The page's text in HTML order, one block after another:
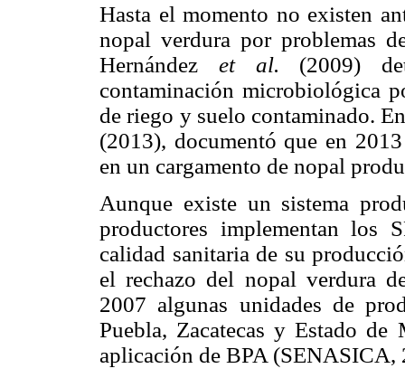
Hasta el momento no existen
nopal verdura por problemas
Hernández et al. (2009)
contaminación microbiológica
de riego y suelo contaminado.
(2013), documentó que en
en un cargamento de nopal
Aunque existe un sistema
productores implementan
calidad sanitaria de su
el rechazo del nopal verdura
2007 algunas unidades de
Puebla, Zacatecas y Estado
aplicación de BPA (SENASICA,